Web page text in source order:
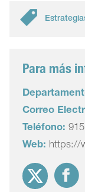
Para más
Correo
Teléfono:
Web: https://